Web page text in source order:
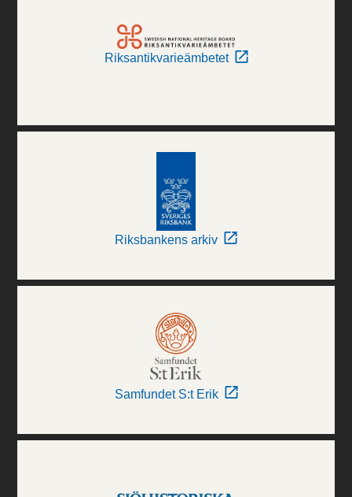
Riksantikvarieämbetet
Riksbankens arkiv
Samfundet S:t Erik